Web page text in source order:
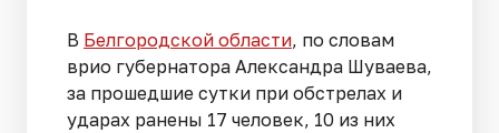
В Белгородской области, по словам
врио губернатора Александра Шуваева,
за прошедшие сутки при обстрелах и
ударах ранены 17 человек, 10 из них